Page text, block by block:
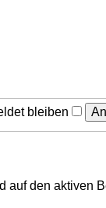
bleiben
den aktiven